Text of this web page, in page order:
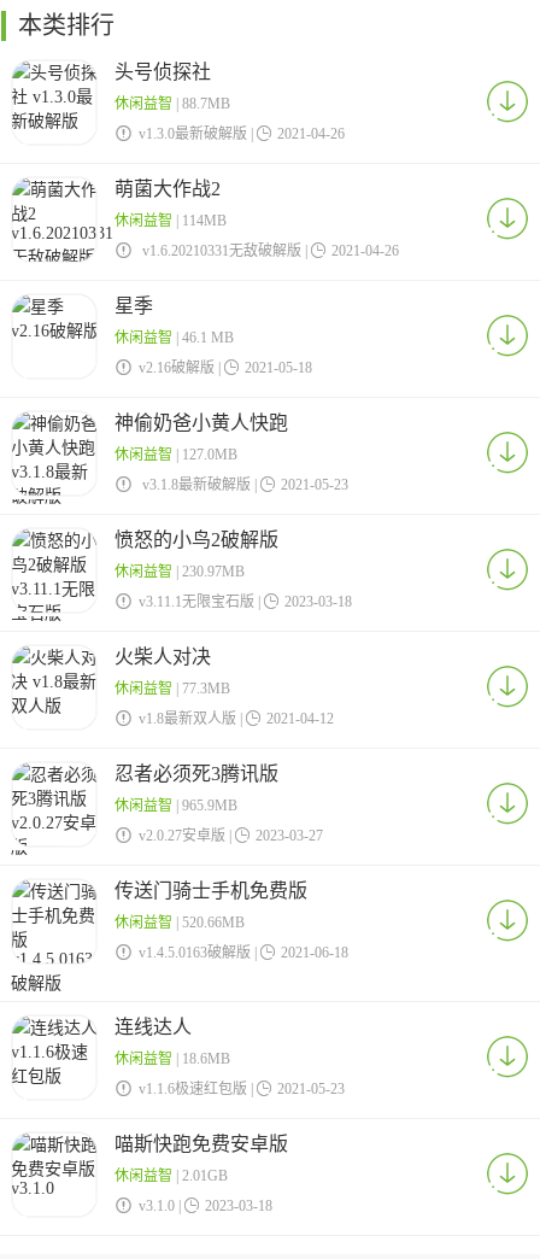
本类排行
头号侦探社
休闲益智 | 88.7MB
 v1.3.0最新破解版 |  2021-04-26
萌菌大作战2
休闲益智 | 114MB
 v1.6.20210331无敌破解版 |  2021-04-26
星季
休闲益智 | 46.1 MB
 v2.16破解版 |  2021-05-18
神偷奶爸小黄人快跑
休闲益智 | 127.0MB
 v3.1.8最新破解版 |  2021-05-23
愤怒的小鸟2破解版
休闲益智 | 230.97MB
 v3.11.1无限宝石版 |  2023-03-18
火柴人对决
休闲益智 | 77.3MB
 v1.8最新双人版 |  2021-04-12
忍者必须死3腾讯版
休闲益智 | 965.9MB
 v2.0.27安卓版 |  2023-03-27
传送门骑士手机免费版
休闲益智 | 520.66MB
 v1.4.5.0163破解版 |  2021-06-18
连线达人
休闲益智 | 18.6MB
 v1.1.6极速红包版 |  2021-05-23
喵斯快跑免费安卓版
休闲益智 | 2.01GB
 v3.1.0 |  2023-03-18